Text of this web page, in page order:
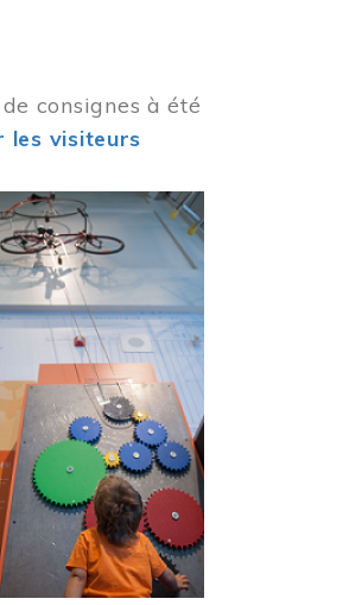
consignes à été
les visiteurs